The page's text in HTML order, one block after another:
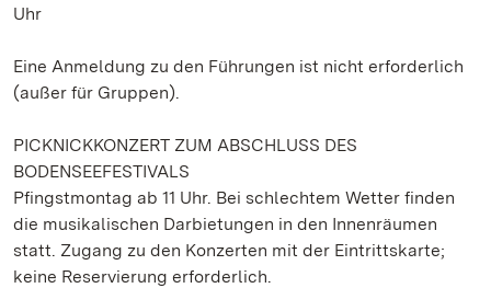
Uhr
Eine Anmeldung zu den Führungen ist nicht erforderlich
(außer für Gruppen).
PICKNICKKONZERT ZUM ABSCHLUSS DES
BODENSEEFESTIVALS
Pfingstmontag ab 11 Uhr. Bei schlechtem Wetter finden
die musikalischen Darbietungen in den Innenräumen
statt. Zugang zu den Konzerten mit der Eintrittskarte;
keine Reservierung erforderlich.